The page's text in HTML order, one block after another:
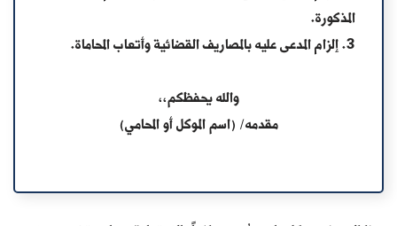
المذكورة.
3. إلزام المدعى عليه بالمصاريف القضائية وأتعاب المحاماة.
والله يحفظكم،،
مقدمه/ (اسم الموكل أو المحامي)